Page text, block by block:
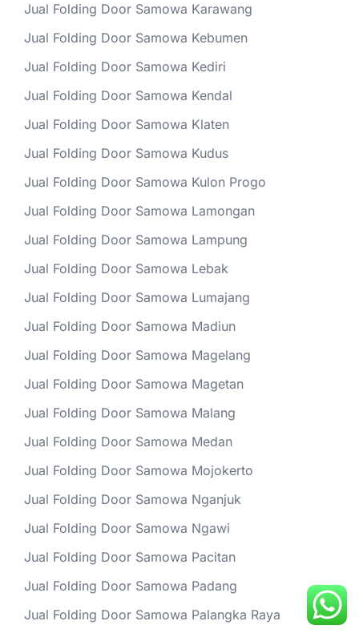
Jual Folding Door Samowa Karawang
Jual Folding Door Samowa Kebumen
Jual Folding Door Samowa Kediri
Jual Folding Door Samowa Kendal
Jual Folding Door Samowa Klaten
Jual Folding Door Samowa Kudus
Jual Folding Door Samowa Kulon Progo
Jual Folding Door Samowa Lamongan
Jual Folding Door Samowa Lampung
Jual Folding Door Samowa Lebak
Jual Folding Door Samowa Lumajang
Jual Folding Door Samowa Madiun
Jual Folding Door Samowa Magelang
Jual Folding Door Samowa Magetan
Jual Folding Door Samowa Malang
Jual Folding Door Samowa Medan
Jual Folding Door Samowa Mojokerto
Jual Folding Door Samowa Nganjuk
Jual Folding Door Samowa Ngawi
Jual Folding Door Samowa Pacitan
Jual Folding Door Samowa Padang
Jual Folding Door Samowa Palangka Raya